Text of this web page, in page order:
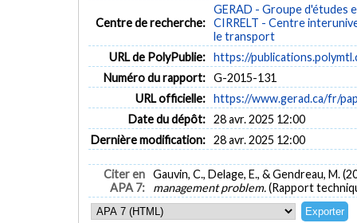
Centre de recherche:
GERAD - Groupe d'études
CIRRELT - Centre
le transport
URL de PolyPublie: https://
Numéro du rapport: G-2015-131
URL officielle: https://www.gerad.ca/fr/
Date du dépôt: 28 avr. 2025 12:00
Dernière modification: 28 avr. 2025 12:00
Citer en
APA 7:
Gauvin, C., Delage, E., & Gendreau, M.
management problem.(Rapport